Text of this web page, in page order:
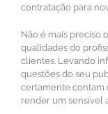
contratação para
Não é mais preciso
qualidades do
clientes. Levando
questões do seu
certamente contam
render um sensível